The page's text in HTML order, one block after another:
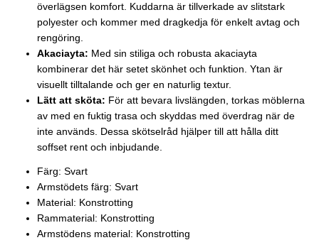
överlägsen komfort. Kuddarna är tillverkade av slitstark
polyester och kommer med dragkedja för enkelt avtag och
rengöring.
Akaciayta: Med sin stiliga och robusta akaciayta
kombinerar det här setet skönhet och funktion. Ytan är
visuellt tilltalande och ger en naturlig textur.
Lätt att sköta: För att bevara livslängden, torkas möblerna
av med en fuktig trasa och skyddas med överdrag när de
inte används. Dessa skötselråd hjälper till att hålla ditt
soffset rent och inbjudande.
Färg: Svart
Armstödets färg: Svart
Material: Konstrotting
Rammaterial: Konstrotting
Armstödens material: Konstrotting